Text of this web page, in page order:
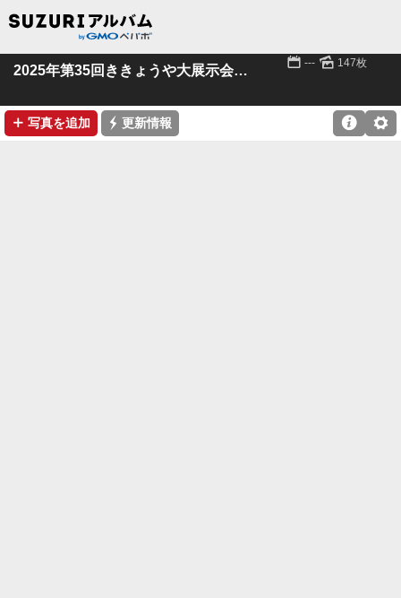
2025年第35回ききょうや大展示会 その２ 📅 --- 🌄 147枚
➕ 写真を追加 ⚡ 更新情報 ⚙
